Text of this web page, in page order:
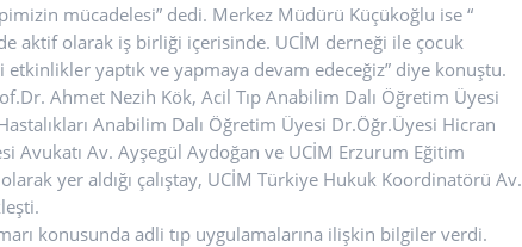
mücadelesi” dedi. Merkez Müdürü Küçükoğlu ise “
aktif olarak iş birliği içerisinde. UCİM derneği ile çocuk
yaptık ve yapmaya devam edeceğiz” diye konuştu.
Ahmet Nezih Kök, Acil Tıp Anabilim Dalı Öğretim Üyesi
Anabilim Dalı Öğretim Üyesi Dr.Öğr.Üyesi Hicran
Av. Ayşegül Aydoğan ve UCİM Erzurum Eğitim
yer aldığı çalıştay, UCİM Türkiye Hukuk Koordinatörü Av.
konusunda adli tıp uygulamalarına ilişkin bilgiler verdi.